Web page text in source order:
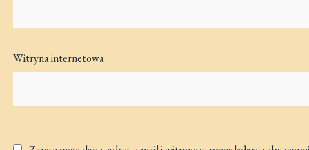
Witryna internetowa